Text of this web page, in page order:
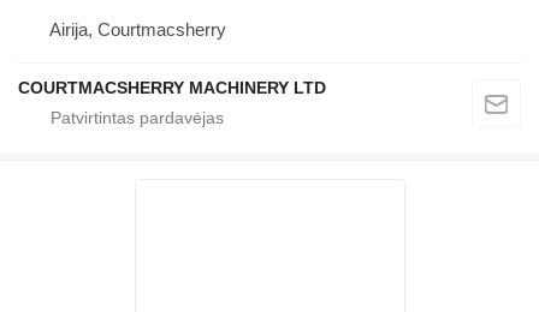
Airija, Courtmacsherry
COURTMACSHERRY MACHINERY LTD